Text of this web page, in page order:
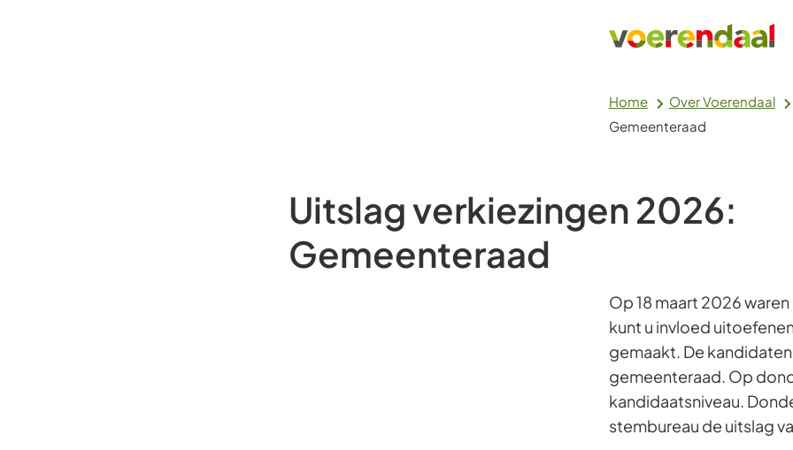
Home Over Voerendaal
Gemeenteraad
Uitslag verkiezingen 2026:
Gemeenteraad
Op 18 maart 2026
kunt u invloed
gemaakt. De
gemeenteraad. Op
kandidaatsniveau.
stembureau de uitslag